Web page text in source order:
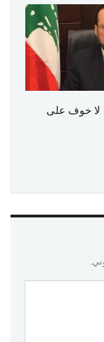
لا خوف على